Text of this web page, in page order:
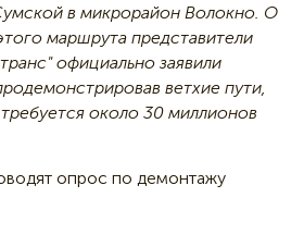
в микрорайон Волокно. О
маршрута представители
официально заявили
ветхие пути,
около 30 миллионов